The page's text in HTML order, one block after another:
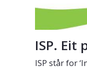
ISP.
ISP står for